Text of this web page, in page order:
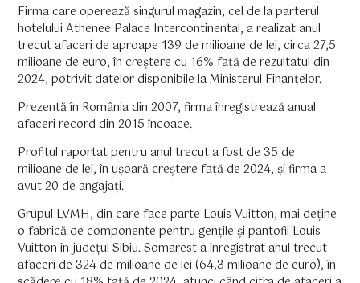
Firma care operează singurul magazin, cel de la parterul
hotelului Athenee Palace Intercontinental, a realizat anul
trecut afaceri de aproape 139 de milioane de lei, circa 27,5
milioane de euro, în creștere cu 16% față de rezultatul din
2024, potrivit datelor disponibile la Ministerul Finanțelor.
Prezentă în România din 2007, firma înregistrează anual
afaceri record din 2015 încoace.
Profitul raportat pentru anul trecut a fost de 35 de
milioane de lei, în ușoară creștere față de 2024, și firma a
avut 20 de angajați.
Grupul LVMH, din care face parte Louis Vuitton, mai deține
o fabrică de componente pentru gențile și pantofii Louis
Vuitton în județul Sibiu. Somarest a înregistrat anul trecut
afaceri de 324 de milioane de lei (64,3 milioane de euro), în